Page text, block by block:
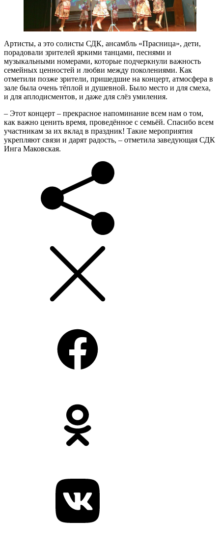
Артисты, а это солисты СДК, ансамбль «Прасница», дети,
порадовали зрителей яркими танцами, песнями и
музыкальными номерами, которые подчеркнули важность
семейных ценностей и любви между поколениями. Как
отметили позже зрители, пришедшие на концерт, атмосфера в
зале была очень тёплой и душевной. Было место и для смеха,
и для аплодисментов, и даже для слёз умиления.
– Этот концерт – прекрасное напоминание всем нам о том,
как важно ценить время, проведённое с семьёй. Спасибо всем
участникам за их вклад в праздник! Такие мероприятия
укрепляют связи и дарят радость, – отметила заведующая СДК
Инга Маковская.